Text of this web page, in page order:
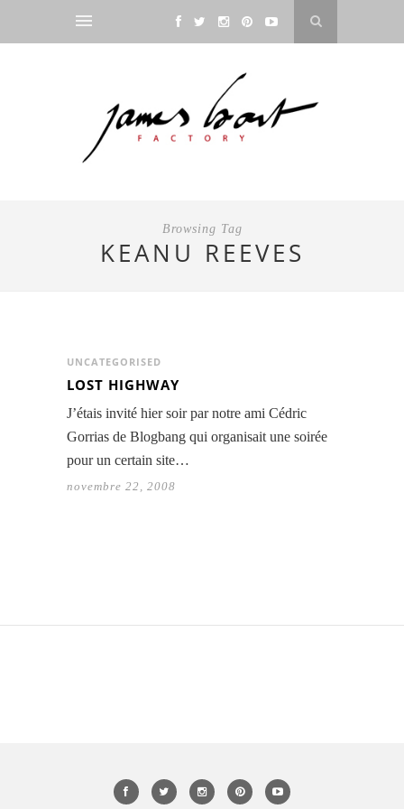
Browsing Tag
KEANU REEVES
UNCATEGORISED
LOST HIGHWAY
J’étais invité hier soir par notre ami Cédric
Gorrias de Blogbang qui organisait une soirée
pour un certain site…
novembre 22, 2008